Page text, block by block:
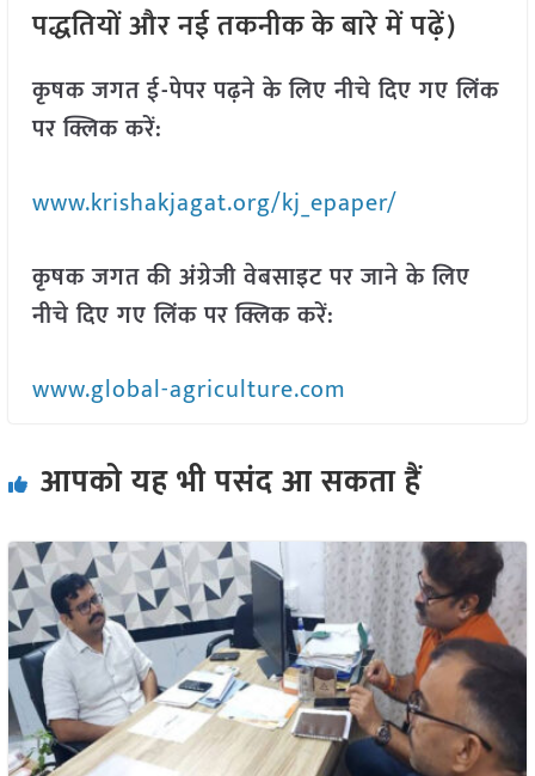
पद्धतियों और नई तकनीक के बारे में पढ़ें)
कृषक जगत ई-पेपर पढ़ने के लिए नीचे दिए गए लिंक
पर क्लिक करें:
www.krishakjagat.org/kj_epaper/
कृषक जगत की अंग्रेजी वेबसाइट पर जाने के लिए
नीचे दिए गए लिंक पर क्लिक करें:
www.global-agriculture.com
आपको यह भी पसंद आ सकता हैं